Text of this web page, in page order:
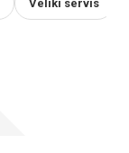
Veliki servis